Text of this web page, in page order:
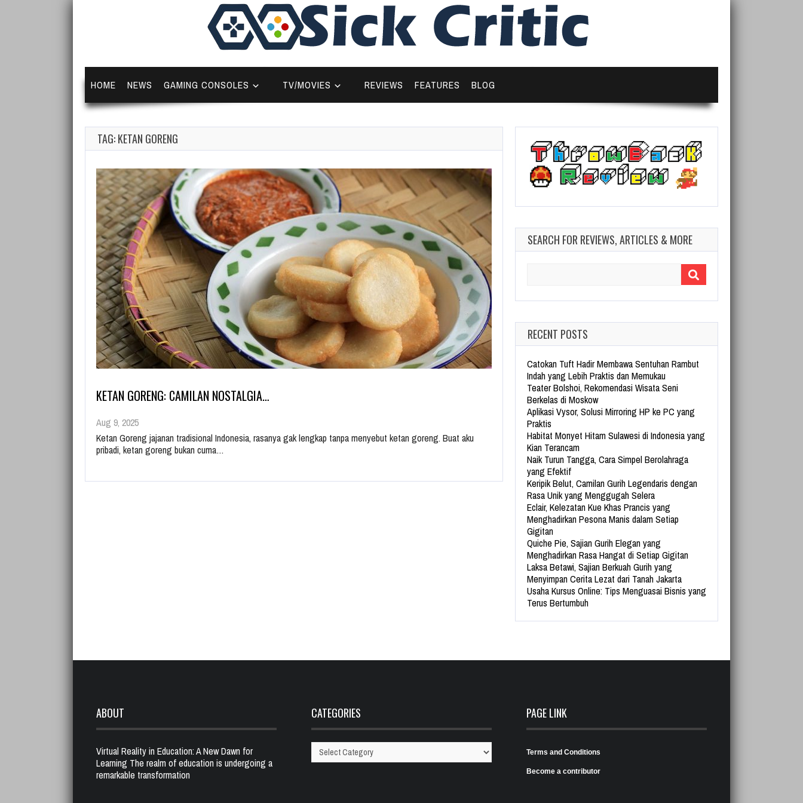
HOME NEWS GAMING CONSOLES TV/MOVIES REVIEWS FEATURES BLOG
TAG: KETAN GORENG
KETAN GORENG: CAMILAN NOSTALGIA…
Aug 9, 2025
Ketan Goreng jajanan tradisional Indonesia, rasanya gak lengkap tanpa menyebut ketan goreng. Buat aku
pribadi, ketan goreng bukan cuma…
SEARCH FOR REVIEWS, ARTICLES & MORE
RECENT POSTS
Catokan Tuft Hadir Membawa Sentuhan Rambut
Indah yang Lebih Praktis dan Memukau
Teater Bolshoi, Rekomendasi Wisata Seni
Berkelas di Moskow
Aplikasi Vysor, Solusi Mirroring HP ke PC yang
Praktis
Habitat Monyet Hitam Sulawesi di Indonesia yang
Kian Terancam
Naik Turun Tangga, Cara Simpel Berolahraga
yang Efektif
Keripik Belut, Camilan Gurih Legendaris dengan
Rasa Unik yang Menggugah Selera
Eclair, Kelezatan Kue Khas Prancis yang
Menghadirkan Pesona Manis dalam Setiap
Gigitan
Quiche Pie, Sajian Gurih Elegan yang
Menghadirkan Rasa Hangat di Setiap Gigitan
Laksa Betawi, Sajian Berkuah Gurih yang
Menyimpan Cerita Lezat dari Tanah Jakarta
Usaha Kursus Online: Tips Menguasai Bisnis yang
Terus Bertumbuh
ABOUT
Virtual Reality in Education: A New Dawn for
Learning The realm of education is undergoing a
remarkable transformation
CATEGORIES
Categories
PAGE LINK
Terms and Conditions
Become a contributor